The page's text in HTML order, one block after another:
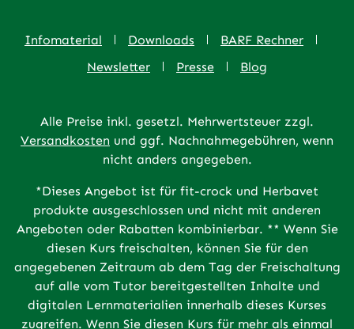
Infomaterial Downloads
BARF Rechner
Newsletter
Presse Blog
Alle Preise inkl. gesetzl. Mehrwertsteuer zzgl.
Versandkosten und ggf. Nachnahmegebühren, wenn
nicht anders angegeben.
*Dieses Angebot ist für fit-crock und Herbavet
produkte ausgeschlossen und nicht mit anderen
Angeboten oder Rabatten kombinierbar. ** Wenn Sie
diesen Kurs freischalten, können Sie für den
angegebenen Zeitraum ab dem Tag der Freischaltung
auf alle vom Tutor bereitgestellten Inhalte und
digitalen Lernmaterialien innerhalb dieses Kurses
zugreifen. Wenn Sie diesen Kurs für mehr als einmal